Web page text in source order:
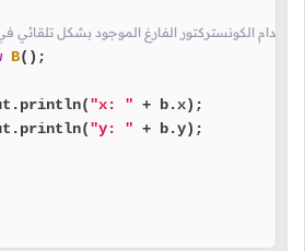
B();
"x: " + b.x);
"y: " + b.y);